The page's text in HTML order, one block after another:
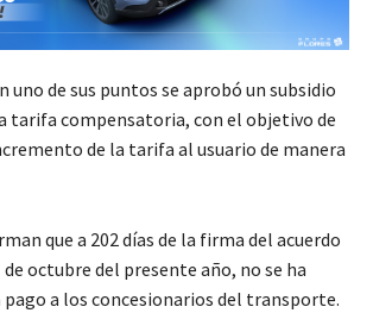
uno de sus puntos se aprobó un subsidio
tarifa compensatoria, con el objetivo de
de la tarifa al usuario de manera
que a 202 días de la firma del acuerdo
octubre del presente año, no se ha
a los concesionarios del transporte.